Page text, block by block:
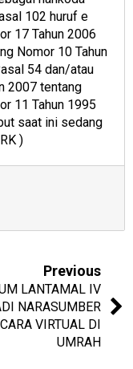
102 huruf e
17 Tahun 2006
Nomor 10 Tahun
54 dan/atau
2007 tentang
11 Tahun 1995
saat ini sedang
)
Previous
LANTAMAL IV
NARASUMBER
VIRTUAL DI
UMRAH